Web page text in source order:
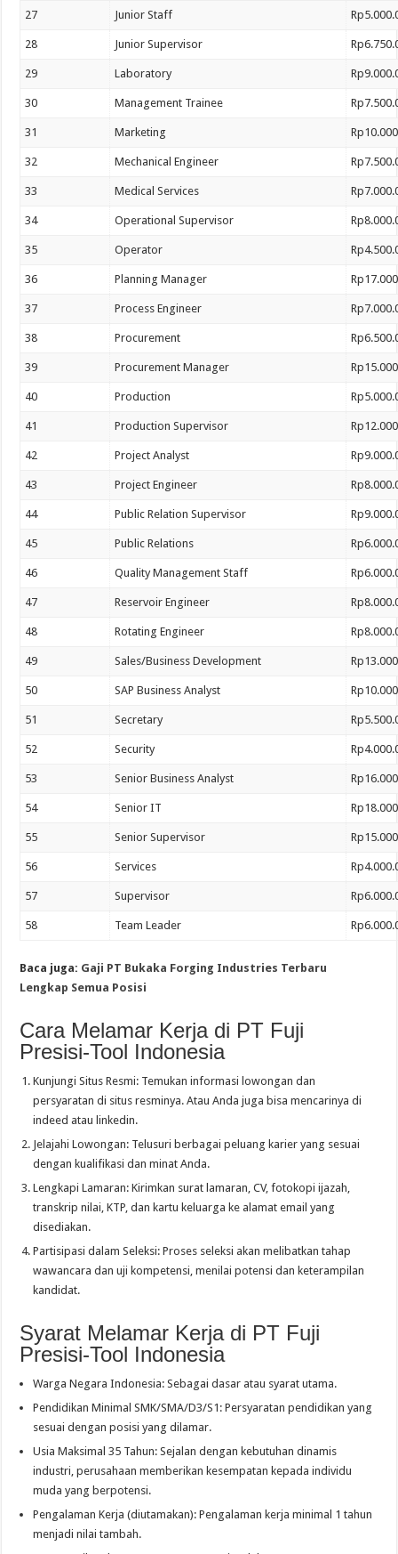
27 Junior Staff
28 Junior Supervisor
29 Laboratory
30 Management Trainee
31 Marketing
32 Mechanical Engineer
33 Medical Services
34 Operational Supervisor
35 Operator
36 Planning Manager
37 Process Engineer
38 Procurement
39 Procurement Manager
40 Production
41 Production Supervisor
42 Project Analyst
43 Project Engineer
44 Public Relation Supervisor
45 Public Relations
46 Quality Management Staff
47 Reservoir Engineer
48 Rotating Engineer
49 Sales/Business Development
50 SAP Business Analyst
51 Secretary
52 Security
53 Senior Business Analyst
54 Senior IT
55 Senior Supervisor
56 Services
57 Supervisor
58 Team Leader
Baca juga: Gaji PT Bukaka Forging Industries Terbaru
Lengkap Semua Posisi
Cara Melamar Kerja di PT Fuji
Presisi-Tool Indonesia
Kunjungi Situs Resmi: Temukan informasi lowongan dan
persyaratan di situs resminya. Atau Anda juga bisa mencarinya di
indeed atau linkedin.
Jelajahi Lowongan: Telusuri berbagai peluang karier yang sesuai
dengan kualifikasi dan minat Anda.
Lengkapi Lamaran: Kirimkan surat lamaran, CV, fotokopi ijazah,
transkrip nilai, KTP, dan kartu keluarga ke alamat email yang
disediakan.
Partisipasi dalam Seleksi: Proses seleksi akan melibatkan tahap
wawancara dan uji kompetensi, menilai potensi dan keterampilan
kandidat.
Syarat Melamar Kerja di PT Fuji
Presisi-Tool Indonesia
Warga Negara Indonesia: Sebagai dasar atau syarat utama.
Pendidikan Minimal SMK/SMA/D3/S1: Persyaratan pendidikan yang
sesuai dengan posisi yang dilamar.
Usia Maksimal 35 Tahun: Sejalan dengan kebutuhan dinamis
industri, perusahaan memberikan kesempatan kepada individu
muda yang berpotensi.
Pengalaman Kerja (diutamakan): Pengalaman kerja minimal 1 tahun
menjadi nilai tambah.